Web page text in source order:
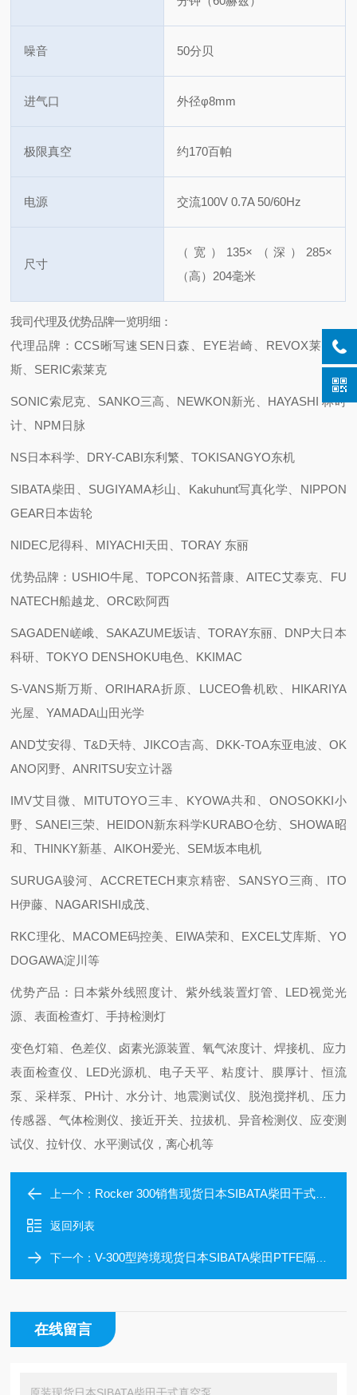
噪音 50分贝
进气口 外径φ8mm
极限真空 约170百帕
电源 交流100V0.7A 50/60Hz
尺寸
（宽）135×（深）285×
（高）204毫米
我司代理及优势品牌一览明细：
代理品牌：CCS晰写速 SEN日森、EYE岩崎、REVOX莱宝克
斯、SERIC索莱克
SONIC索尼克、SANKO三高、NEWKON新光、HAYASHI 林时
计、NPM日脉
NS日本科学、DRY-CABI东利繁、TOKISANGYO东机
SIBATA柴田、SUGIYAMA杉山、Kakuhunt写真化学、NIPPON
GEAR日本齿轮
NIDEC尼得科、MIYACHI天田、TORAY 东丽
优势品牌：USHIO牛尾、TOPCON拓普康、AITEC艾泰克、FU
NATECH船越龙、ORC欧阿西
SAGADEN嵯峨、SAKAZUME坂诘、TORAY东丽、DNP大日本
科研、TOKYO DENSHOKU电色、KKIMAC
S-VANS斯万斯、ORIHARA折原、LUCEO鲁机欧、HIKARIYA
光屋、YAMADA山田光学
AND艾安得、T&D天特、JIKCO吉高、DKK-TOA东亚电波、OK
ANO冈野、ANRITSU安立计器
IMV艾目微、MITUTOYO三丰、KYOWA共和、ONOSOKKI小
野、SANEI三荣、HEIDON新东科学KURABO仓纺、SHOWA昭
和、THINKY新基、AIKOH爱光、SEM坂本电机
SURUGA骏河、ACCRETECH東京精密、SANSYO三商、ITO
H伊藤、NAGARISHI成茂、
RKC理化、MACOME码控美、EIWA荣和、EXCEL艾库斯、YO
DOGAWA淀川等
优势产品：日本紫外线照度计、紫外线装置灯管、LED视觉光
源、表面检查灯、手持检测灯
变色灯箱、色差仪、卤素光源装置、氧气浓度计、焊接机、应力
表面检查仪、LED光源机、电子天平、粘度计、膜厚计、恒流
泵、采样泵、PH计、水分计、地震测试仪、脱泡搅拌机、压力
传感器、气体检测仪、接近开关、拉拔机、异音检测仪、应变测
试仪、拉针仪、水平测试仪，离心机等
上一个： Rocker 300销售现货日本SIBATA柴田干式真空泵
返回列表
下一个：V-300型跨境现货日本SIBATA柴田PTFE隔膜真空泵
在线留言